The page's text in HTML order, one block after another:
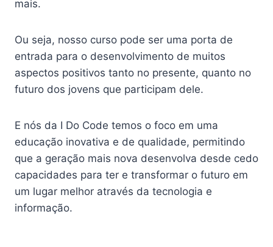
mais.
Ou seja, nosso curso pode ser uma porta de
entrada para o desenvolvimento de muitos
aspectos positivos tanto no presente, quanto no
futuro dos jovens que participam dele.
E nós da I Do Code temos o foco em uma
educação inovativa e de qualidade, permitindo
que a geração mais nova desenvolva desde cedo
capacidades para ter e transformar o futuro em
um lugar melhor através da tecnologia e
informação.